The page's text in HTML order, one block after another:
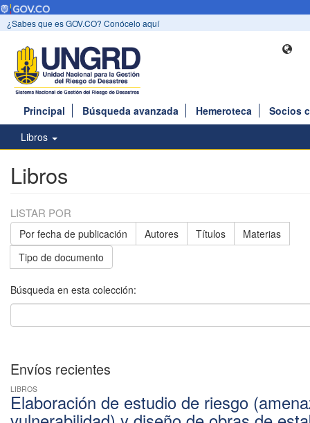
¿Sabes que es GOV.CO? Conócelo aquí
Principal Búsqueda avanzada Hemeroteca
Socios
Libros
Libros
LISTAR POR
Por fecha de publicación Autores Títulos
Materias
Tipo de documento
Búsqueda en esta colección:
Envíos recientes
LIBROS
Elaboración de estudio de riesgo